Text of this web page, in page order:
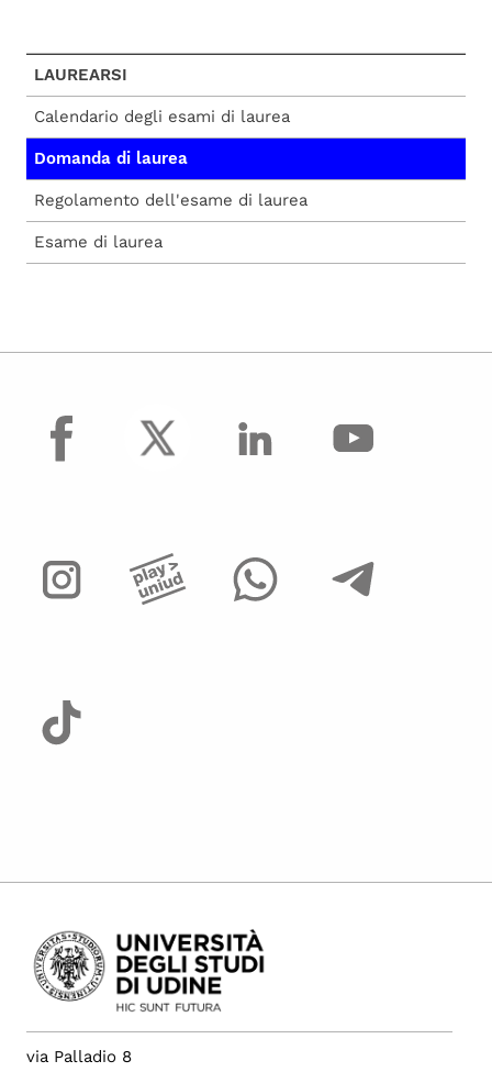
LAUREARSI
Calendario degli esami di laurea
Domanda di laurea
Regolamento dell'esame di laurea
Esame di laurea
facebook
via Palladio 8